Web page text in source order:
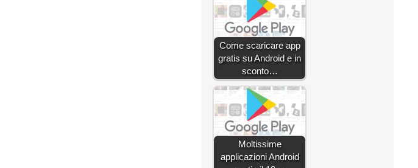
Come scaricare app
gratis su Android e in
sconto…
Moltissime
applicazioni Android